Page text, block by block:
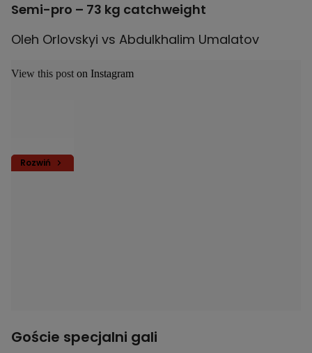
Semi-pro – 73 kg catchweight
Oleh Orlovskyi vs Abdulkhalim Umalatov
Rozwiń
View this post on Instagram
Goście specjalni gali